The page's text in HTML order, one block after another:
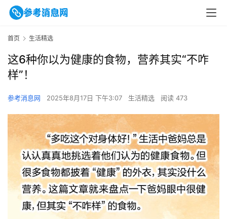
首页 生活精选
这6种你以为健康的食物，营养其实“不咋
样”！
参考消息网 2025年8月17日 下午3:07 生活精选 阅读 473